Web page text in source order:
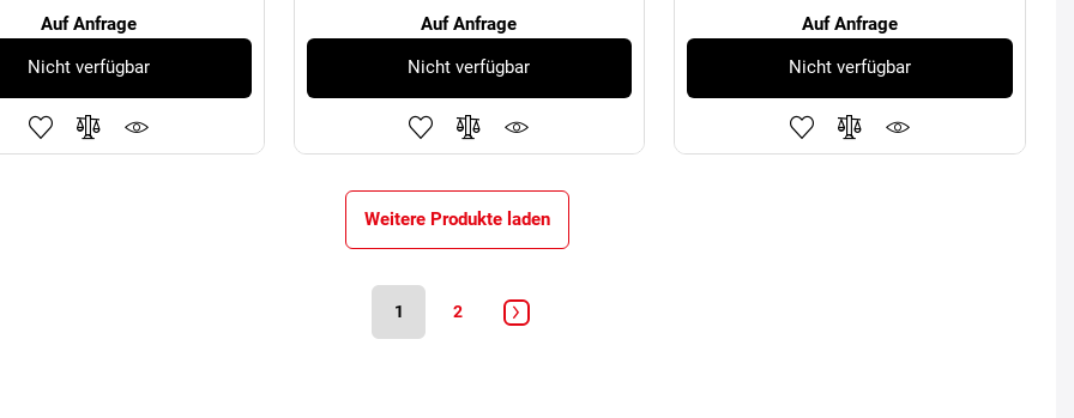
Auf Anfrage
Nicht verfügbar
Auf Anfrage
Nicht verfügbar
Auf Anfrage
Nicht verfügbar
Weitere Produkte laden
1 2